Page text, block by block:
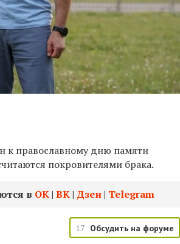
к православному дню памяти
покровителями брака.
в ОК| ВК| Дзен| Telegram
17 Обсудить на форуме